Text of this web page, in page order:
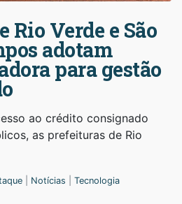
Rio Verde e São
adotam
para gestão
ao crédito consignado
as prefeituras de Rio
Notícias Tecnologia